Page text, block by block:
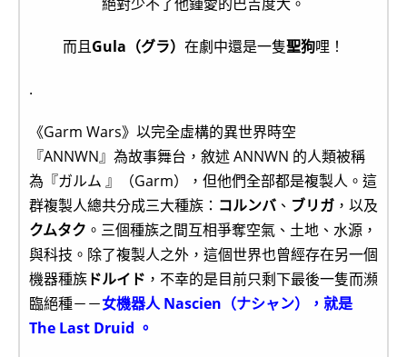
而且Gula（グラ） 在劇中還是一隻聖狗哩！
.
《Garm Wars》以完全虛構的異世界時空
『ANNWN』為故事舞台，敘述 ANNWN 的人類被稱
為『ガルム 』（Garm），但他們全部都是複製人。這
群複製人總共分成三大種族： コルンバ 、 ブリガ ，以及
クムタク 。三個種族之間互相爭奪空氣、土地、水源，
與科技。除了複製人之外，這個世界也曾經存在另一個
機器種族ドルイド ，不幸的是目前只剩下最後一隻而瀕
臨絕種－－女機器人 Nascien（ナシャン），就是
The Last Druid 。